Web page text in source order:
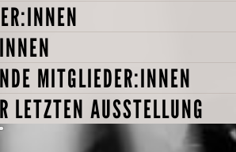
MITGLIEDER:INNEN
LETZTEN AUSSTELLUNG